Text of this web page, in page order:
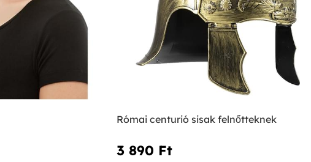
Római centurió sisak felnőtteknek
3 890 Ft‎